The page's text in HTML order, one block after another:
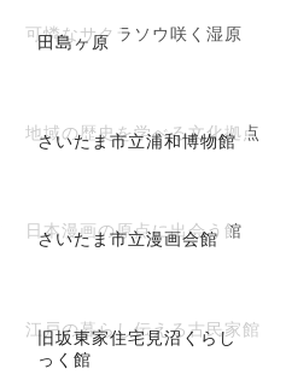
田島ヶ原
可憐なサクラソウ咲く湿原
さいたま市立浦和博物館
地域の歴史を学べる文化拠点
さいたま市立漫画会館
日本漫画の原点に出会う館
旧坂東家住宅見沼くらし
っく館
江戸の暮らし伝える古民家館